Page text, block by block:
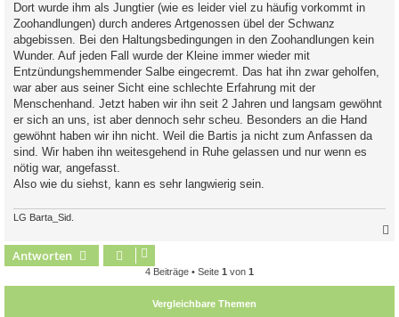
Dort wurde ihm als Jungtier (wie es leider viel zu häufig vorkommt in
Zoohandlungen) durch anderes Artgenossen übel der Schwanz
abgebissen. Bei den Haltungsbedingungen in den Zoohandlungen kein
Wunder. Auf jeden Fall wurde der Kleine immer wieder mit
Entzündungshemmender Salbe eingecremt. Das hat ihn zwar geholfen,
war aber aus seiner Sicht eine schlechte Erfahrung mit der
Menschenhand. Jetzt haben wir ihn seit 2 Jahren und langsam gewöhnt
er sich an uns, ist aber dennoch sehr scheu. Besonders an die Hand
gewöhnt haben wir ihn nicht. Weil die Bartis ja nicht zum Anfassen da
sind. Wir haben ihn weitesgehend in Ruhe gelassen und nur wenn es
nötig war, angefasst.
Also wie du siehst, kann es sehr langwierig sein.
LG Barta_Sid.
Antworten
4 Beiträge • Seite 1 von 1
Vergleichbare Themen